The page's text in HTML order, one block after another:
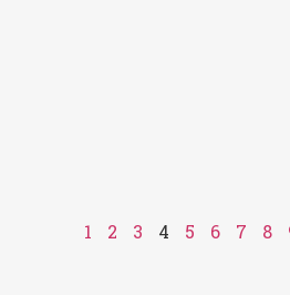
1 2 3 4 5 6 7 8